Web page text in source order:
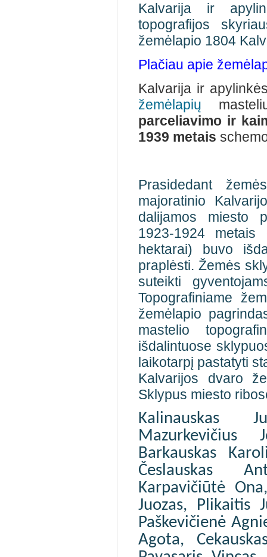
Kalvarija ir
topografijos
žemėlapio 1804
Plačiau apie
Kalvarija ir
žemėlapių
parceliavimo ir
1939 metais
Prasidedant
majoratinio
dalijamos miesto
1923-1924
hektarai) buvo
praplėsti. Žemės
suteikti
Topografiniame
žemėlapio
mastelio
išdalintuose
laikotarpį pastatyti
Kalvarijos dvaro
Sklypus miesto
Kalinauskas
Mazurkevičius
Barkauskas
Česlauskas
Karpavičiūtė
Juozas, Plikaitis
Paškevičienė
Agota,